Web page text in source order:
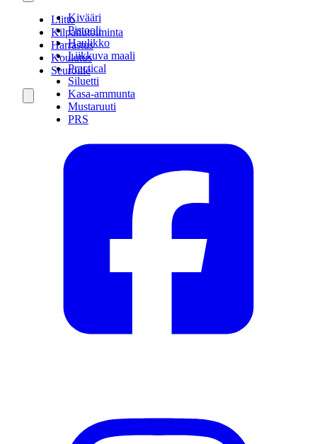
Kivääri
Pistooli
Haulikko
Liikkuva maali
Practical
Siluetti
Kasa-ammunta
Mustaruuti
PRS
Liitto
Kilpailutoiminta
Harrastus
Koulutus
Seuroille